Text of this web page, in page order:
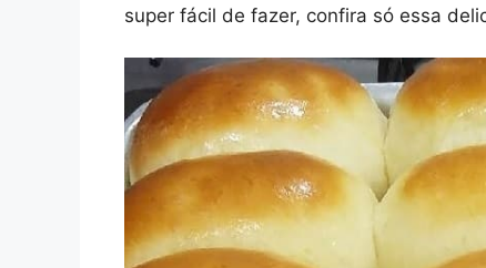
super fácil de fazer, confira só essa